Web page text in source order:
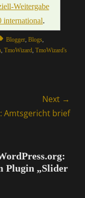
Weitergabe
international.
Blogger, Blogs,
, TmoWizard, TmoWizard's
Next →
Amtsgericht brief
Plugin „Slider